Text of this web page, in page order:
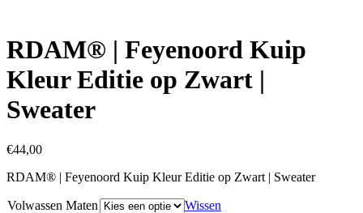
RDAM® | Feyenoord Kuip
Kleur Editie op Zwart |
Sweater
€44,00
RDAM® | Feyenoord Kuip Kleur Editie op Zwart | Sweater
Volwassen Maten
Wissen